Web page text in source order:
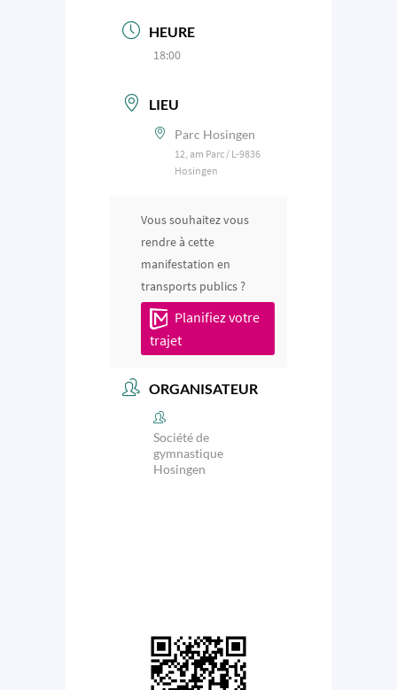
HEURE
18:00
LIEU
Parc Hosingen
12, am Parc / L-9836
Hosingen
Vous souhaitez vous
rendre à cette
manifestation en
transports publics ?
Planifiez votre
trajet
ORGANISATEUR
Société de
gymnastique
Hosingen